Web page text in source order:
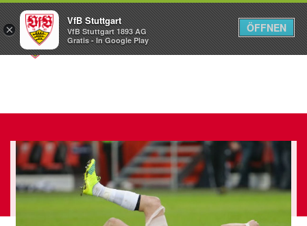
Menü
×
VfB Stuttgart
VfB Stuttgart 1893 AG
Gratis - In Google Play
ÖFFNEN